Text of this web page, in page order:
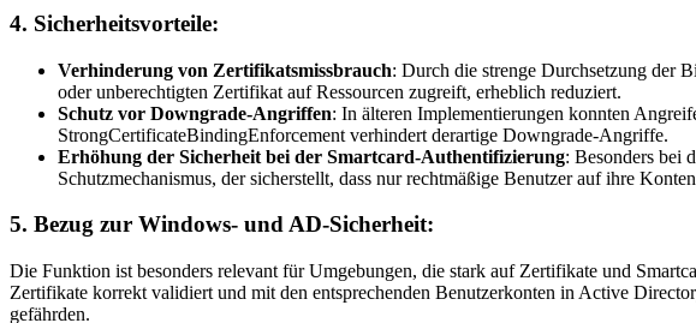
4. Sicherheitsvorteile:
Verhinderung von Zertifikatsmissbrauch: Durch die strenge Durchsetzung der
oder unberechtigten Zertifikat auf Ressourcen zugreift, erheblich reduziert.
Schutz vor Downgrade-Angriffen: In älteren Implementierungen konnten
StrongCertificateBindingEnforcement verhindert derartige Downgrade-Angriffe.
Erhöhung der Sicherheit bei der Smartcard-Authentifizierung: Besonders bei
Schutzmechanismus, der sicherstellt, dass nur rechtmäßige Benutzer auf ihre
5. Bezug zur Windows- und AD-Sicherheit:
Die Funktion ist besonders relevant für Umgebungen, die stark auf Zertifikate und
Zertifikate korrekt validiert und mit den entsprechenden Benutzerkonten in Active
gefährden.